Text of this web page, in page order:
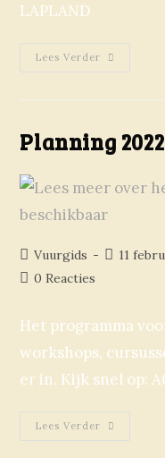
LAPLAND
Lees Verder
Planning
Vuurgids 11
0 Reacties
Het programma
workshops,
er in. Kijk snel op:
Lees Verder